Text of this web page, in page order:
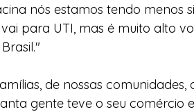
nós estamos tendo menos
para UTI, mas é muito alto
de nossas
gente teve o seu comércio